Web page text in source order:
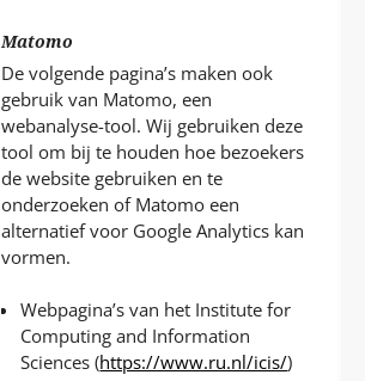
Matomo
De volgende pagina’s maken ook
gebruik van Matomo, een
webanalyse-tool. Wij gebruiken deze
tool om bij te houden hoe bezoekers
de website gebruiken en te
onderzoeken of Matomo een
alternatief voor Google Analytics kan
vormen.
Webpagina’s van het Institute for
Computing and Information
Sciences (https://www.ru.nl/icis/)